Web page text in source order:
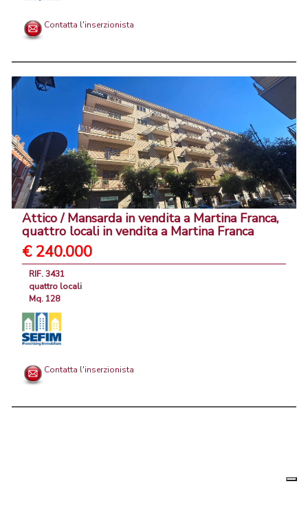
Contatta l'inserzionista
Attico / Mansarda in vendita a Martina Franca,
quattro locali in vendita a Martina Franca
€ 240.000
RIF. 3431
quattro locali
Mq. 128
Contatta l'inserzionista